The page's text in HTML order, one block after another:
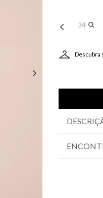
34
Descubra